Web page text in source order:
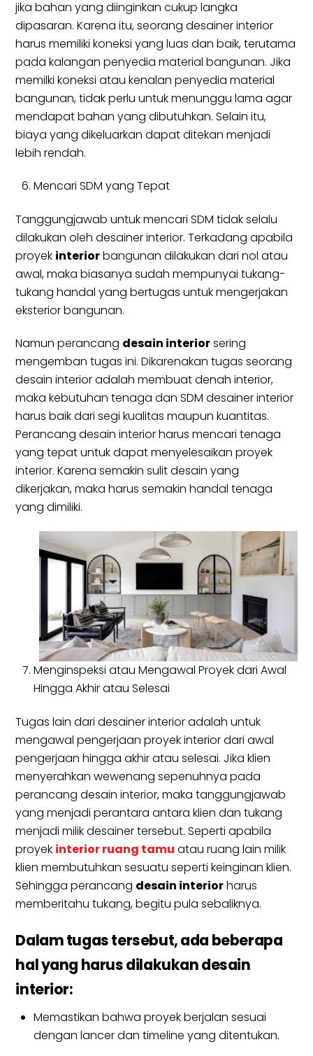
jika bahan yang diinginkan cukup langka
dipasaran. Karena itu, seorang desainer interior
harus memiliki koneksi yang luas dan baik, terutama
pada kalangan penyedia material bangunan. Jika
memilki koneksi atau kenalan penyedia material
bangunan, tidak perlu untuk menunggu lama agar
mendapat bahan yang dibutuhkan. Selain itu,
biaya yang dikeluarkan dapat ditekan menjadi
lebih rendah.
Mencari SDM yang Tepat
Tanggungjawab untuk mencari SDM tidak selalu
dilakukan oleh desainer interior. Terkadang apabila
proyek interiorbangunan dilakukan dari nol atau
awal, maka biasanya sudah mempunyai tukang-
tukang handal yang bertugas untuk mengerjakan
eksterior bangunan.
Namun perancang desain interiorsering
mengemban tugas ini. Dikarenakan tugas seorang
desain interior adalah membuat denah interior,
maka kebutuhan tenaga dan SDM desainer interior
harus baik dari segi kualitas maupun kuantitas.
Perancang desain interior harus mencari tenaga
yang tepat untuk dapat menyelesaikan proyek
interior. Karena semakin sulit desain yang
dikerjakan, maka harus semakin handal tenaga
yang dimiliki.
Menginspeksi atau Mengawal Proyek dari Awal
Hingga Akhir atau Selesai
Tugas lain dari desainer interior adalah untuk
mengawal pengerjaan proyek interior dari awal
pengerjaan hingga akhir atau selesai. Jika klien
menyerahkan wewenang sepenuhnya pada
perancang desain interior, maka tanggungjawab
yang menjadi perantara antara klien dan tukang
menjadi milik desainer tersebut. Seperti apabila
proyek interior ruang tamu atau ruang lain milik
klien membutuhkan sesuatu seperti keinginan klien.
Sehingga perancang desain interiorharus
memberitahu tukang, begitu pula sebaliknya.
Dalam tugas tersebut, ada beberapa
hal yang harus dilakukan desain
interior:
Memastikan bahwa proyek berjalan sesuai
dengan lancer dan timeline yang ditentukan.